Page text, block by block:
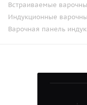
Встраиваемые
Индукционные
Варочная панель